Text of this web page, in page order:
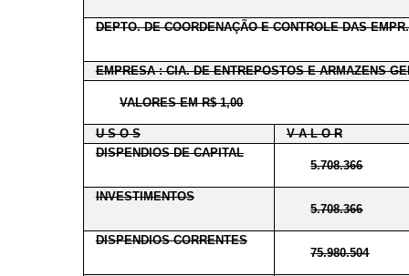
DEPTO. DE COORDENAÇÃO E CONTROLE DAS
EMPRESA : CIA. DE ENTREPOSTOS E ARMAZENS
VALORES EM R$ 1,00
U S O S
V A L O R
DISPENDIOS DE CAPITAL
5.708.366
INVESTIMENTOS
5.708.366
DISPENDIOS CORRENTES
75.980.504